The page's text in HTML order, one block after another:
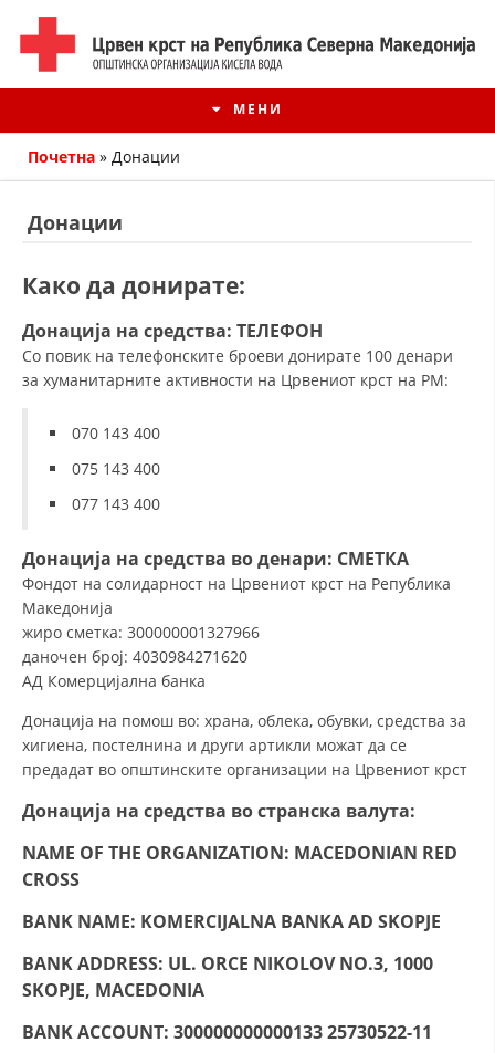
МЕНИ
СТРУКТУРА НА ОРГАНИЗАЦИЈАТА
ЧЛЕНСТВО ВО ПРОФЕСИОНАЛНИ ТЕЛА
ЗАКОН ЗА ЦКРМ
СТАТУТ НА ЦКРМ
ОРГАНИЗАЦИЈА И РАЗВОЈ
Почетна » Донации
Донации
Како да донирате:
Донација на средства: ТЕЛЕФОН
Со повик на телефонските броеви донирате 100 денари
за хуманитарните активности на Црвениот крст на РМ:
070 143 400
075 143 400
077 143 400
Донација на средства во денари: СМЕТКА
Фондот на солидарност на Црвениот крст на Република
Македонија
жиро сметка: 300000001327966
даночен број: 4030984271620
АД Комерцијална банка
Донација на помош во: храна, облека, обувки, средства за
хигиена, постелнина и други артикли можат да се
предадат во општинските организации на Црвениот крст
Донација на средства во странска валута:
NAME OF THE ORGANIZATION: MACEDONIAN RED
CROSS
BANK NAME: KOMERCIJALNA BANKA AD SKOPJE
BANK ADDRESS: UL. ORCE NIKOLOV NO.3, 1000
SKOPJE, MACEDONIA
BANK ACCOUNT: 300000000000133 25730522-11